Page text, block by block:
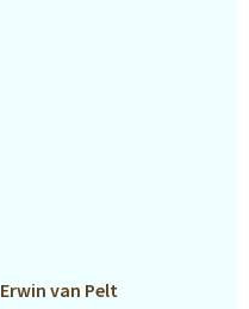
Erwin van Pelt